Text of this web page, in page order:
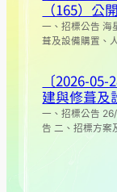
（165）公
一、招標公告 海
葺及設備購置、
〔2026-
建與修葺及
一、招標公告
告 二、招標方案